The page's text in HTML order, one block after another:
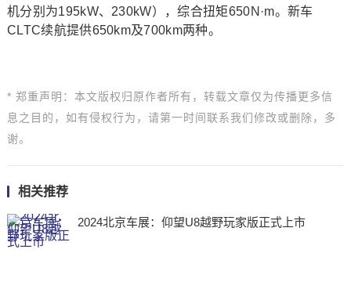
机分别为195kW、230kW），综合扭矩650N·m。新车
CLTC续航提供650km及700km两种。
* 郑重声明：本文版权归原作者所有，转载文章仅为传播更多信
息之目的，如有侵权行为，请第一时间联系我们修改或删除，多
谢。
相关推荐
2024北京车展：仰望U8越野玩家版正式上市